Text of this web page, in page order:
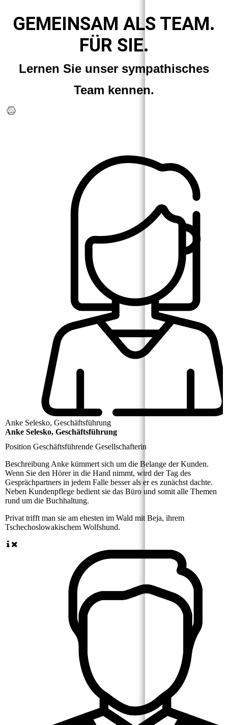
GEMEINSAM ALS TEAM.
FÜR SIE.
Lernen Sie unser sympathisches
Team kennen.
Anke Selesko, Geschäftsführung
Anke Selesko, Geschäftsführung
Position Geschäftsführende Gesellschafterin
Beschreibung Anke kümmert sich um die Belange der Kunden.
Wenn Sie den Hörer in die Hand nimmt, wird der Tag des
Gesprächpartners in jedem Falle besser als er es zunächst dachte.
Neben Kundenpflege bedient sie das Büro und somit alle Themen
rund um die Buchhaltung.
Privat trifft man sie am ehesten im Wald mit Beja, ihrem
Tschechoslowakischem Wolfshund.